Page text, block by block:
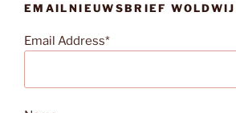
EMAILNIEUWSBRIEF
Email Address*